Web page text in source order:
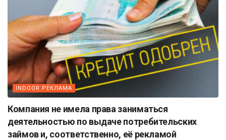
INDOOR РЕКЛАМА
Компания не имела права заниматься
деятельностью по выдаче потребительских
займов и, соответственно, её рекламой